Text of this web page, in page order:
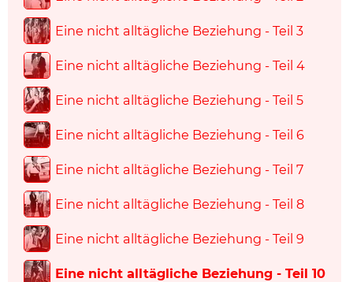
Eine nicht alltägliche Beziehung - Teil 3
Eine nicht alltägliche Beziehung - Teil 4
Eine nicht alltägliche Beziehung - Teil 5
Eine nicht alltägliche Beziehung - Teil 6
Eine nicht alltägliche Beziehung - Teil 7
Eine nicht alltägliche Beziehung - Teil 8
Eine nicht alltägliche Beziehung - Teil 9
Eine nicht alltägliche Beziehung - Teil 10